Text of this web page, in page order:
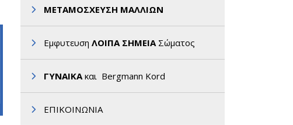
ΜΕΤΑΜΟΣΧΕΥΣΗ ΜΑΛΛΙΩΝ
Εμφυτευση ΛΟΙΠΑ ΣΗΜΕΙΑΣώματος
ΓΥΝΑΙΚΑκαι Bergmann Kord
ΕΠΙΚΟΙΝΩΝΙΑ